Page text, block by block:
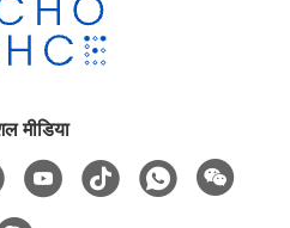
मीडिया